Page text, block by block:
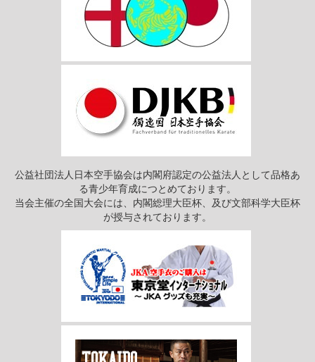
公益社団法人日本空手協会は内閣府認定の公益法人として品格あ
る青少年育成につとめております。
当会主催の全国大会には、内閣総理大臣杯、及び文部科学大臣杯
が授与されております。